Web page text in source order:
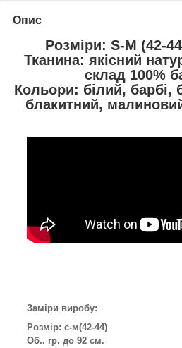
Опис
Розміри: S-M (42-
Тканина: якісний
склад 100%
Кольори: білий, барбі,
блакитний,
Заміри виробу:
Розмір: с-м(42-44)
Об.. гр. до 92 см.